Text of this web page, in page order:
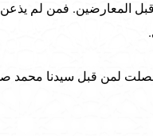
المعارضين. فمن لم يذعن
لمن قبل سيدنا محمد